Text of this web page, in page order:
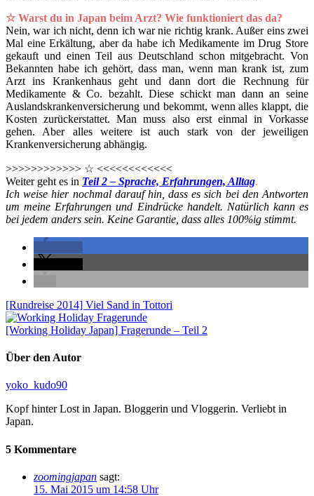
☆ Warst du in Japan beim Arzt? Wie funktioniert das da?
Nein, war ich nicht, denn ich war nie richtig krank. Außer eins zwei
Mal eine Erkältung, aber da habe ich Medikamente im Drug Store
gekauft und einen Teil aus Deutschland schon mitgebracht. Von
Bekannten habe ich gehört, dass man, wenn man krank ist, zum
Arzt ins Krankenhaus geht und dann dort die Rechnung für
Medikamente & Co. bezahlt. Diese schickt man dann an seine
Auslandskrankenversicherung und bekommt, wenn alles klappt, die
Kosten zurückerstattet. Man muss also erst einmal in Vorkasse
gehen. Aber alles weitere ist auch stark von der jeweiligen
Krankenversicherung abhängig.
>>>>>>>>>>>> ☆ <<<<<<<<<<<<
Weiter geht es in Teil 2 – Sprache, Erfahrungen, Alltag.
Ich weise hier nochmal darauf hin, dass es sich bei den Antworten
um meine Erfahrungen und Eindrücke handelt. Natürlich kann es
bei jedem anders sein. Keine Garantie, dass alles 100%ig stimmt.
[Rundreise 2014] Viel Sand in Tottori
[Working Holiday Japan] Fragerunde – Teil 2
Über den Autor
yoko_kudo90
Kopf hinter Lost in Japan. Bloggerin und Vloggerin. Verliebt in
Japan.
5 Kommentare
zoomingjapan sagt:
15. Mai 2015 um 14:58 Uhr